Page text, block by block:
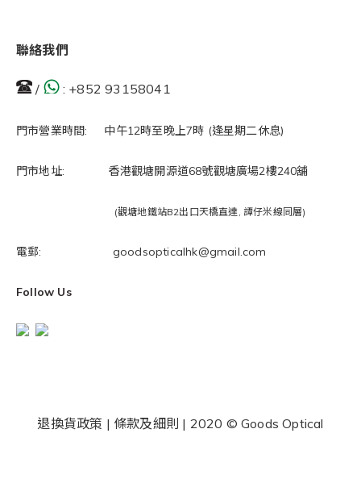
聯絡我們
/ : +852 93158041
門市營業時間: 中午12時至晚上7時 (逢星期二休息)
門市地址: 香港觀塘開源道68號觀塘廣場2樓240舖
(觀塘地鐵站B2出口天橋直達, 譚仔米線同層)
電郵: goodsopticalhk@gmail.com
Follow Us
退換貨政策 | 條款及細則 | 2020 © Goods Optical